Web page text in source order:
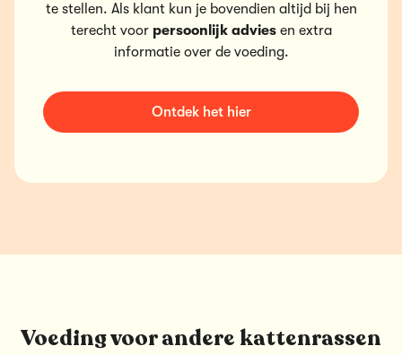
te stellen. Als klant kun je bovendien altijd bij hen
terecht voor persoonlijk adviesen extra
informatie over de voeding.
Ontdek het hier
Voeding voor andere kattenrassen